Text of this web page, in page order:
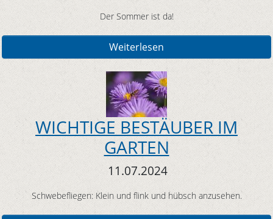
Der Sommer ist da!
Weiterlesen
WICHTIGE BESTÄUBER IM
GARTEN
11.07.2024
Schwebefliegen: Klein und flink und hübsch anzusehen.